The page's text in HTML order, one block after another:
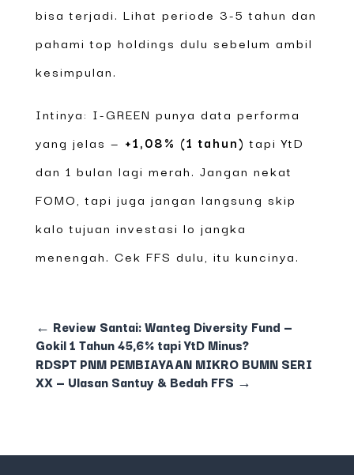
bisa terjadi. Lihat periode 3-5 tahun dan
pahami top holdings dulu sebelum ambil
kesimpulan.
Intinya: I-GREEN punya data performa
yang jelas — +1,08% (1 tahun) tapi YtD
dan 1 bulan lagi merah. Jangan nekat
FOMO, tapi juga jangan langsung skip
kalo tujuan investasi lo jangka
menengah. Cek FFS dulu, itu kuncinya.
← Review Santai: Wanteg Diversity Fund —
Gokil 1 Tahun 45,6% tapi YtD Minus?
RDSPT PNM PEMBIAYAAN MIKRO BUMN SERI
XX — Ulasan Santuy & Bedah FFS →